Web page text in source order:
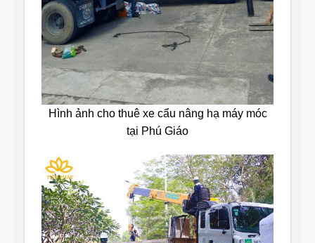
Hình ảnh cho thuê xe cẩu nâng hạ máy móc
tại Phú Giáo